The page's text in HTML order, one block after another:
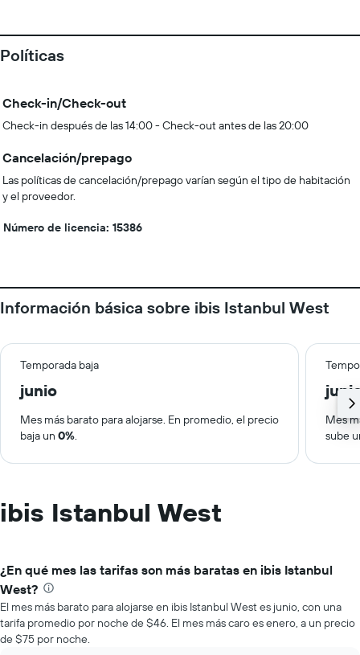
Políticas
Check-in/Check-out
Check-in después de las 14:00 - Check-out antes de las 20:00
Cancelación/prepago
Las políticas de cancelación/prepago varían según el tipo de habitación
y el proveedor.
Número de licencia: 15386
Información básica sobre ibis Istanbul West
Temporada baja
junio
Mes más barato para alojarse. En promedio, el precio
baja un 0%.
Mes
sube
ibis Istanbul West
¿En qué mes las tarifas son más baratas en ibis Istanbul
West?
El mes más barato para alojarse en ibis Istanbul West es junio, con una
tarifa promedio por noche de $46. El mes más caro es enero, a un precio
de $75 por noche.